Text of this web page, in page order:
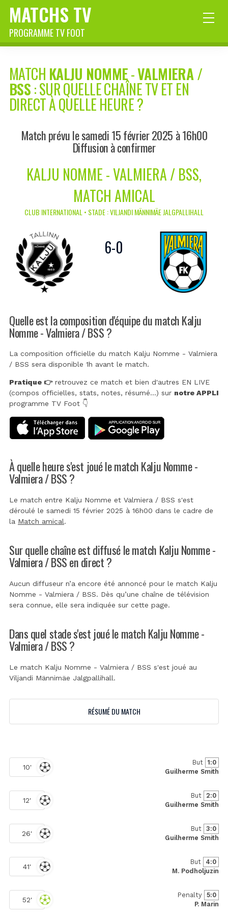
MATCHS TV
PROGRAMME TV FOOT
MATCH KALJU NOMME-VALMIERA /
BSS: SUR QUELLE CHAÎNE TV ET EN
DIRECT À QUELLE HEURE ?
Match prévu le samedi 15 février 2025 à 16h00
Diffusion à confirmer
KALJU NOMME - VALMIERA / BSS,
MATCH AMICAL
CLUB INTERNATIONAL • STADE : VILJANDI MÄNNIMÄE JALGPALLIHALL
6-0
Quelle est la composition d'équipe du match Kalju
Nomme - Valmiera / BSS ?
La composition officielle du match Kalju Nomme - Valmiera
/ BSS sera disponible 1h avant le match.
Pratique 👉retrouvez ce match et bien d'autres EN LIVE
(compos officielles, stats, notes, résumé...) sur notre APPLI
programme TV Foot 👇
À quelle heure s'est joué le match Kalju Nomme -
Valmiera / BSS ?
Le match entre Kalju Nomme et Valmiera / BSS s'est
déroulé le samedi 15 février 2025 à 16h00 dans le cadre de
la Match amical.
Sur quelle chaîne est diffusé le match Kalju Nomme -
Valmiera / BSS en direct ?
Aucun diffuseur n’a encore été annoncé pour le match Kalju
Nomme - Valmiera / BSS. Dès qu’une chaîne de télévision
sera connue, elle sera indiquée sur cette page.
Dans quel stade s'est joué le match Kalju Nomme -
Valmiera / BSS ?
Le match Kalju Nomme - Valmiera / BSS s'est joué au
Viljandi Männimäe Jalgpallihall.
RÉSUMÉ DU MATCH
10'
But 1:0
Guilherme Smith
12'
But 2:0
Guilherme Smith
26'
But 3:0
Guilherme Smith
41'
But
4:0
M. Podholjuzin
52'
Penalty 5:0
P. Marin